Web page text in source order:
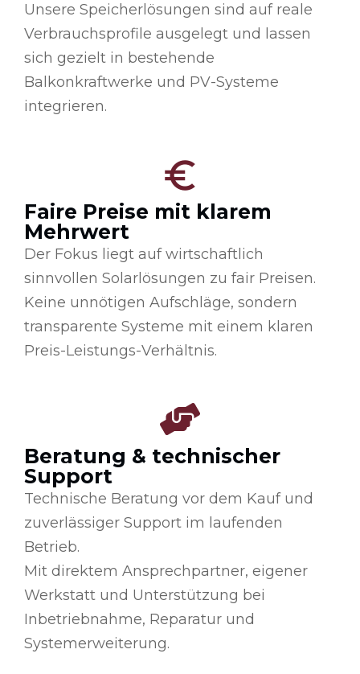
Unsere Speicherlösungen sind auf reale
Verbrauchsprofile ausgelegt und lassen
sich gezielt in bestehende
Balkonkraftwerke und PV-Systeme
integrieren.
Faire Preise mit klarem
Mehrwert
Der Fokus liegt auf wirtschaftlich
sinnvollen Solarlösungen zu fair Preisen.
Keine unnötigen Aufschläge, sondern
transparente Systeme mit einem klaren
Preis-Leistungs-Verhältnis.
Beratung & technischer
Support
Technische Beratung vor dem Kauf und
zuverlässiger Support im laufenden
Betrieb.
Mit direktem Ansprechpartner, eigener
Werkstatt und Unterstützung bei
Inbetriebnahme, Reparatur und
Systemerweiterung.